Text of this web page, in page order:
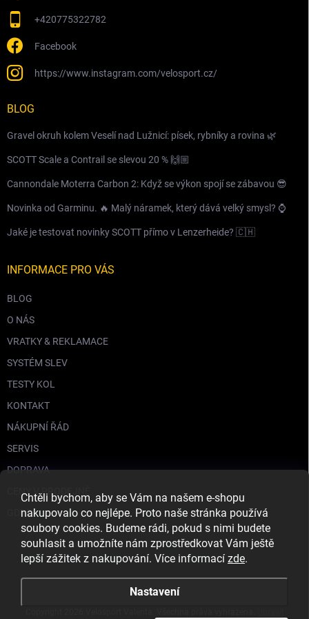
Chtěli bychom, aby se Vám na našem e-shopu
nakupovalo co nejlépe. Proto naše stránka používá
soubory cookies. Budeme rádi, pokud s nimi budete
souhlasit a umožníte nám zprostředkovat Vám ještě
lepší zážitek z nakupování. Více informací zde.
Nastavení
+420775322782
Facebook
https://www.instagram.com/velosport.cz/
BLOG
Gravel okruh kolem Veselí nad Lužnicí: písek, rybníky a rovina 🌿
SCOTT Scale a Contrail se slevou 20 % 🙌🏼
Cannondale Moterra Carbon 2: Když se výkon spojí se zábavou 😎
Novinka od Garminu. 🔥 Malý náramek, který dává velký smysl? ⌚️
Jaké je testovat novinky SCOTT přímo v Lenzerheide? 🇨🇭
INFORMACE PRO VÁS
BLOG
O NÁS
VRATKY & REKLAMACE
SYSTÉM SLEV
TESTY KOL
KONTAKT
NÁKUPNÍ ŘÁD
SERVIS
DOPRAVA
CENY V PRODEJNĚ
GDPR